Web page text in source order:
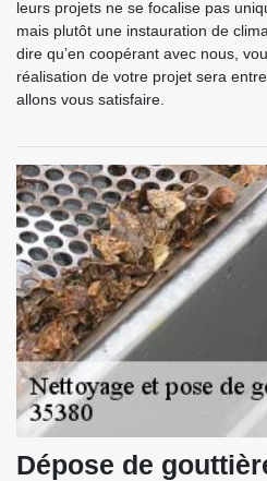
leurs projets ne se focalise pas
mais plutôt une instauration de
dire qu’en coopérant avec nous,
réalisation de votre projet sera
allons vous satisfaire.
Dépose de